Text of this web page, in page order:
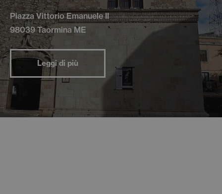
Piazza Vittorio Emanuele II
98039 Taormina ME
Leggi di più